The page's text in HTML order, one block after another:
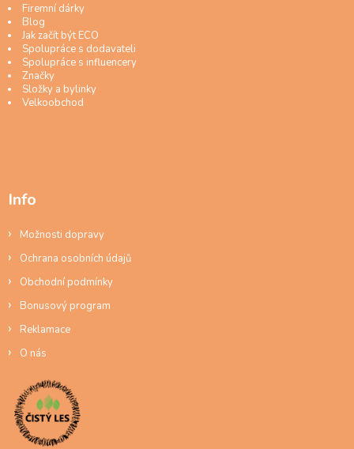
Firemní dárky
Blog
Jak začít být ECO
Spolupráce s dodavateli
Spolupráce s influencery
Značky
Složky a bylinky
Velkoobchod
Info
Možnosti dopravy
Ochrana osobních údajů
Obchodní podmínky
Bonusový program
Reklamace
O nás